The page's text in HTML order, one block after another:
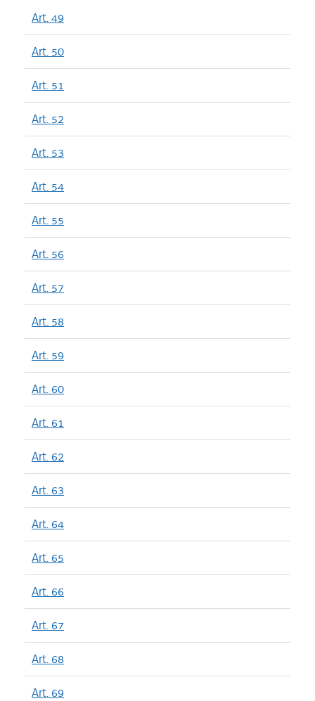
Art. 49
Art. 50
Art. 51
Art. 52
Art. 53
Art. 54
Art. 55
Art. 56
Art. 57
Art. 58
Art. 59
Art. 60
Art. 61
Art. 62
Art. 63
Art. 64
Art. 65
Art. 66
Art. 67
Art. 68
Art. 69